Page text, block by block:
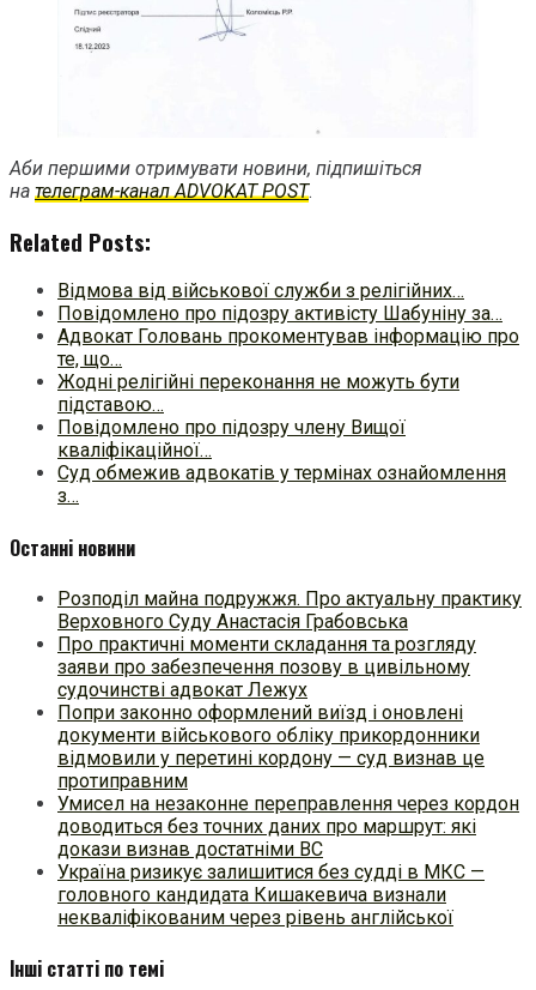
Аби першими отримувати новини, підпишіться
на телеграм-канал ADVOKAT POST.
Related Posts:
Відмова від військової служби з релігійних…
Повідомлено про підозру активісту Шабуніну за…
Адвокат Головань прокоментував інформацію про
те, що…
Жодні релігійні переконання не можуть бути
підставою…
Повідомлено про підозру члену Вищої
кваліфікаційної…
Суд обмежив адвокатів у термінах ознайомлення
з…
Останні новини
Розподіл майна подружжя. Про актуальну практику
Верховного Суду Анастасія Грабовська
Про практичні моменти складання та розгляду
заяви про забезпечення позову в цивільному
судочинстві адвокат Лежух
Попри законно оформлений виїзд і оновлені
документи військового обліку прикордонники
відмовили у перетині кордону — суд визнав це
протиправним
Умисел на незаконне переправлення через кордон
доводиться без точних даних про маршрут: які
докази визнав достатніми ВС
Україна ризикує залишитися без судді в МКС —
головного кандидата Кишакевича визнали
некваліфікованим через рівень англійської
Інші статті по темі